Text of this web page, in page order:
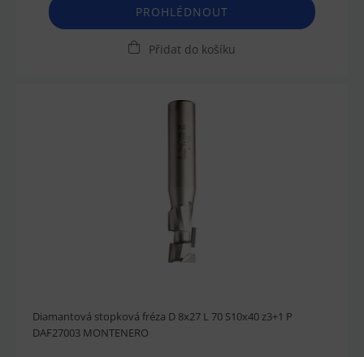
PROHLÉDNOUT
Přidat do košíku
Diamantová stopková fréza D 8x27 L 70 S10x40 z3+1 P
DAF27003 MONTENERO